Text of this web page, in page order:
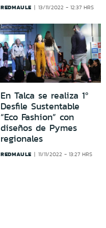
REDMAULE 13/11/2022 - 12:37 HRS
En Talca se realiza 1º
Desfile Sustentable
“Eco Fashion” con
diseños de Pymes
regionales
REDMAULE 11/11/2022 - 13:27 HRS